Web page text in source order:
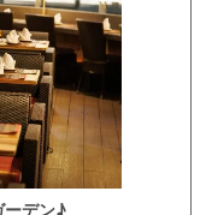
ーデン♪